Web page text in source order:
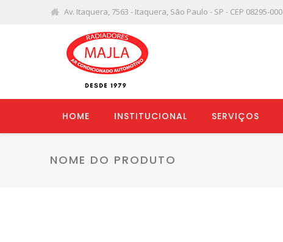
Av. Itaquera, 7563 - Itaquera, São Paulo - SP - CEP 08295-000
HOME INSTITUCIONAL SERVIÇOS
NOME DO PRODUTO